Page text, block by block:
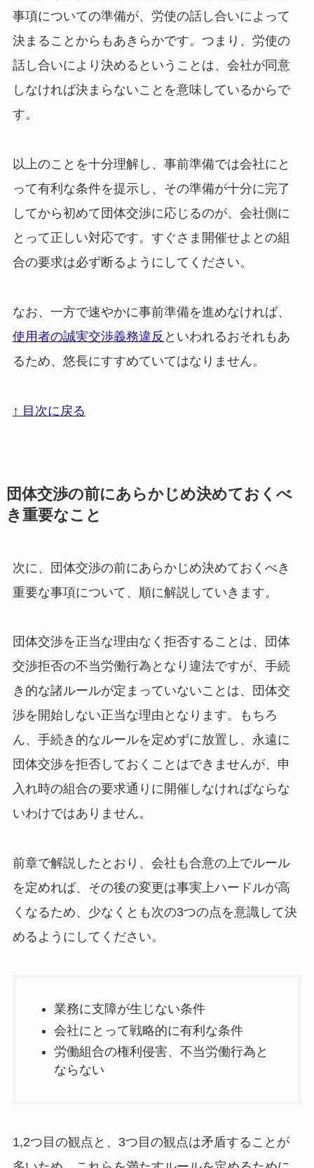
事項についての準備が、労使の話し合いによって
決まることからもあきらかです。つまり、労使の
話し合いにより決めるということは、会社が同意
しなければ決まらないことを意味しているからで
す。
以上のことを十分理解し、事前準備では会社にと
って有利な条件を提示し、その準備が十分に完了
してから初めて団体交渉に応じるのが、会社側に
とって正しい対応です。すぐさま開催せよとの組
合の要求は必ず断るようにしてください。
なお、一方で速やかに事前準備を進めなければ、
使用者の誠実交渉義務違反 といわれるおそれもあ
るため、悠長にすすめていてはなりません。
↑ 目次に戻る
団体交渉の前にあらかじめ決めておくべ
き重要なこと
次に、団体交渉の前にあらかじめ決めておくべき
重要な事項について、順に解説していきます。
団体交渉を正当な理由なく拒否することは、団体
交渉拒否の不当労働行為となり違法ですが、手続
き的な諸ルールが定まっていないことは、団体交
渉を開始しない正当な理由となります。もちろ
ん、手続き的なルールを定めずに放置し、永遠に
団体交渉を拒否しておくことはできませんが、申
入れ時の組合の要求通りに開催しなければならな
いわけではありません。
前章で解説したとおり、会社も合意の上でルール
を定めれば、その後の変更は事実上ハードルが高
くなるため、少なくとも次の3つの点を意識して決
めるようにしてください。
業務に支障が生じない条件
会社にとって戦略的に有利な条件
労働組合の権利侵害、不当労働行為と
ならない
1,2つ目の観点と、3つ目の観点は矛盾することが